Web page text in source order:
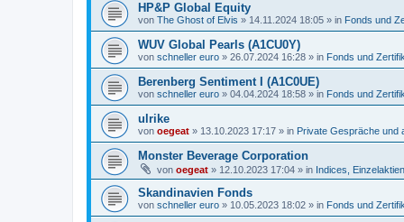
HP&P Global Equity
von The Ghost of Elvis » 14.11.2024 18:05 » in Fonds und
WUV Global Pearls (A1CU0Y)
von schneller euro » 26.07.2024 16:28 » in Fonds und
Berenberg Sentiment I (A1C0UE)
von schneller euro » 04.04.2024 18:58 » in Fonds und
ulrike
von oegeat » 13.10.2023 17:17 » in Private Gespräche und
Monster Beverage Corporation
von oegeat » 12.10.2023 17:04 » in Indices,
Skandinavien Fonds
von schneller euro » 10.05.2023 18:02 » in Fonds und